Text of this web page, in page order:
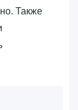
Также